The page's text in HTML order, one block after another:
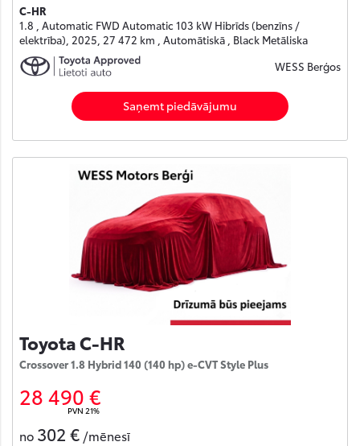
C-HR
1.8 , Automatic FWD Automatic 103 kW Hibrīds (benzīns /
elektrība), 2025, 27 472 km , Automātiskā , Black Metāliska
WESS Berģos
Saņemt piedāvājumu
Toyota C-HR
Crossover 1.8 Hybrid 140 (140 hp) e-CVT Style Plus
28 490 €
PVN 21%
no 302 € /mēnesī